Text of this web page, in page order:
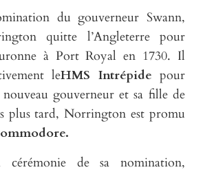
du gouverneur Swann,
quitte l’Angleterre pour
à Port Royal en 1730. Il
leHMS Intrépide pour
gouverneur et sa fille de
plus tard, Norrington est promu
de sa nomination,